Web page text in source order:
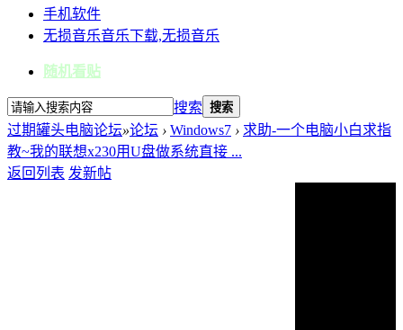
手机软件
无损音乐音乐下载,无损音乐
随机看贴
搜索 搜索
过期罐头电脑论坛»论坛 › Windows7 › 求助-一个电脑小白求指
教~我的联想x230用U盘做系统直接 ...
返回列表 发新帖